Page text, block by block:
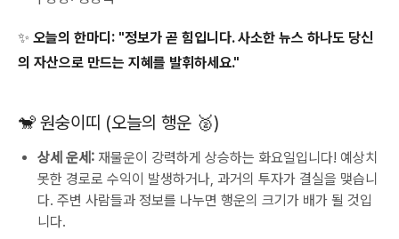
✨ 오늘의 한마디: "정보가 곧 힘입니다. 사소한 뉴스 하나도 당신
의 자산으로 만드는 지혜를 발휘하세요."
🐒 원숭이띠 (오늘의 행운 🥈)
상세 운세: 재물운이 강력하게 상승하는 화요일입니다! 예상치
못한 경로로 수익이 발생하거나, 과거의 투자가 결실을 맺습니
다. 주변 사람들과 정보를 나누면 행운의 크기가 배가 될 것입
니다.